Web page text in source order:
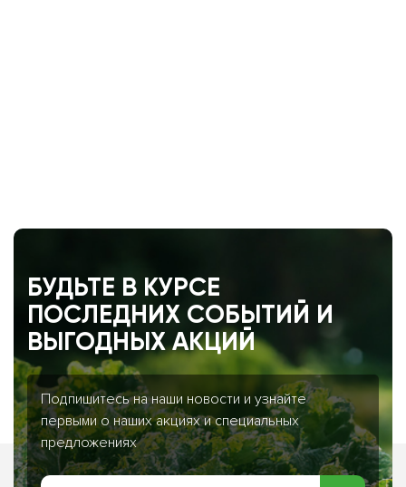
БУДЬТЕ В КУРСЕ
ПОСЛЕДНИХ СОБЫТИЙ И
ВЫГОДНЫХ АКЦИЙ
Подпишитесь на наши новости и узнайте
первыми о наших акциях и специальных
предложениях